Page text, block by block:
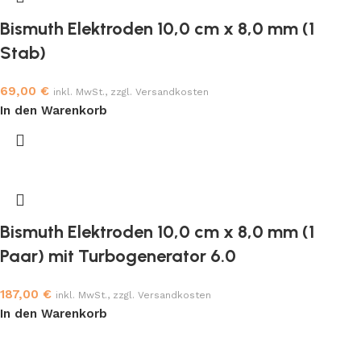
Bismuth Elektroden 10,0 cm x 8,0 mm (1
Stab)
69,00 € inkl. MwSt., zzgl. Versandkosten
In den Warenkorb
Bismuth Elektroden 10,0 cm x 8,0 mm (1
Paar) mit Turbogenerator 6.0
187,00 € inkl. MwSt., zzgl. Versandkosten
In den Warenkorb